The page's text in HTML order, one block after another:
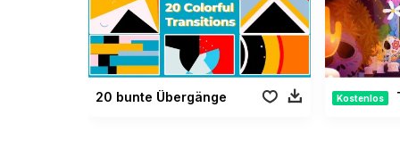
20 bunte Übergänge Kostenlos